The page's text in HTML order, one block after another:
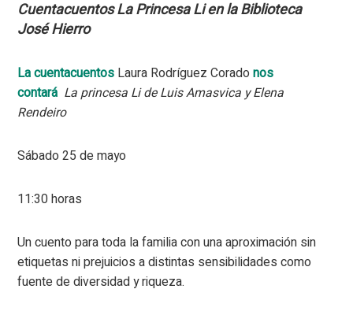
Cuentacuentos La Princesa Li en la Biblioteca
José Hierro
La cuentacuentos Laura Rodríguez Corado nos
contará La princesa Li de Luis Amasvica y Elena
Rendeiro
Sábado 25 de mayo
11:30 horas
Un cuento para toda la familia con una aproximación sin
etiquetas ni prejuicios a distintas sensibilidades como
fuente de diversidad y riqueza.